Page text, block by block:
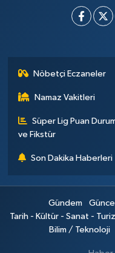
Nöbetçi Eczaneler
Namaz Vakitleri
Süper Lig Puan
ve Fikstür
Son Dakika Haberleri
Gündem Güncel
Tarih - Kültür - Sanat -
Bilim / Teknoloji